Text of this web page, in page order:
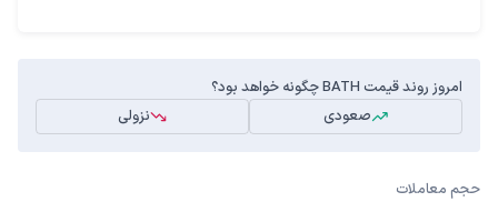
امروز روند قیمت BATH چگونه خواهد بود؟
صعودی
نزولی
حجم معاملات